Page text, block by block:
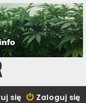
Zaloguj się
się